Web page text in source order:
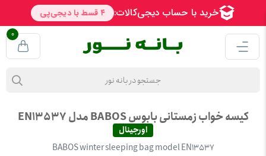
0
کیسه خواب زمستانی بابوس BABOS مدل EN13537
اورجینال
BABOS winter sleeping bag model EN13537